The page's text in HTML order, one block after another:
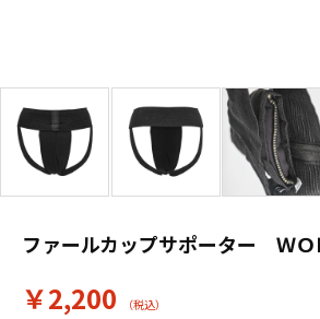
ファールカップサポーター ＷＯ
￥2,200